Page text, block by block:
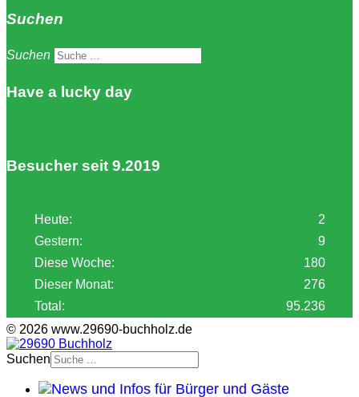
Suchen
Suchen
Have a lucky day
Besucher seit 9.2019
Heute:
2
Gestern:
9
Diese Woche:
180
Dieser Monat:
276
Total:
95.236
© 2026 www.29690-buchholz.de
Suchen